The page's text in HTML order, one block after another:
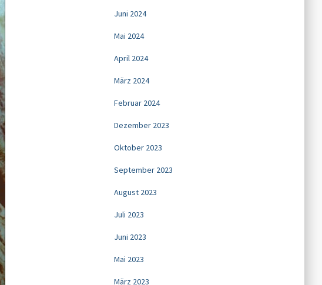
Juni 2024
Mai 2024
April 2024
März 2024
Februar 2024
Dezember 2023
Oktober 2023
September 2023
August 2023
Juli 2023
Juni 2023
Mai 2023
März 2023